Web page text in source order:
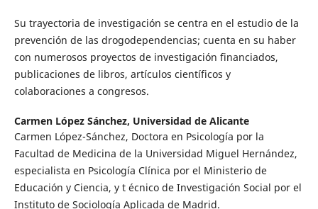
Su trayectoria de investigación se centra en el estudio de la
prevención de las drogodependencias; cuenta en su haber
con numerosos proyectos de investigación financiados,
publicaciones de libros, artículos científicos y
colaboraciones a congresos.
Carmen López Sánchez, Universidad de Alicante
Carmen López-Sánchez, Doctora en Psicología por la
Facultad de Medicina de la Universidad Miguel Hernández,
especialista en Psicología Clínica por el Ministerio de
Educación y Ciencia, y t écnico de Investigación Social por el
Instituto de Sociología Aplicada de Madrid.